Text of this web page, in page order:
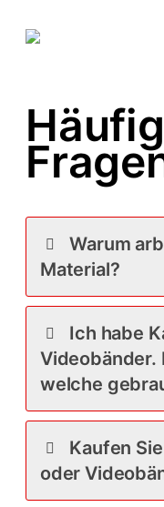
Warum
Material?
Ich habe
Videobänder.
welche
Kaufen
oder